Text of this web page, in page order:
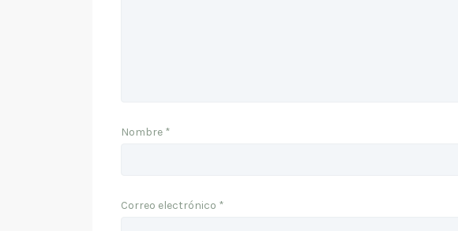
Nombre *
Correo electrónico *